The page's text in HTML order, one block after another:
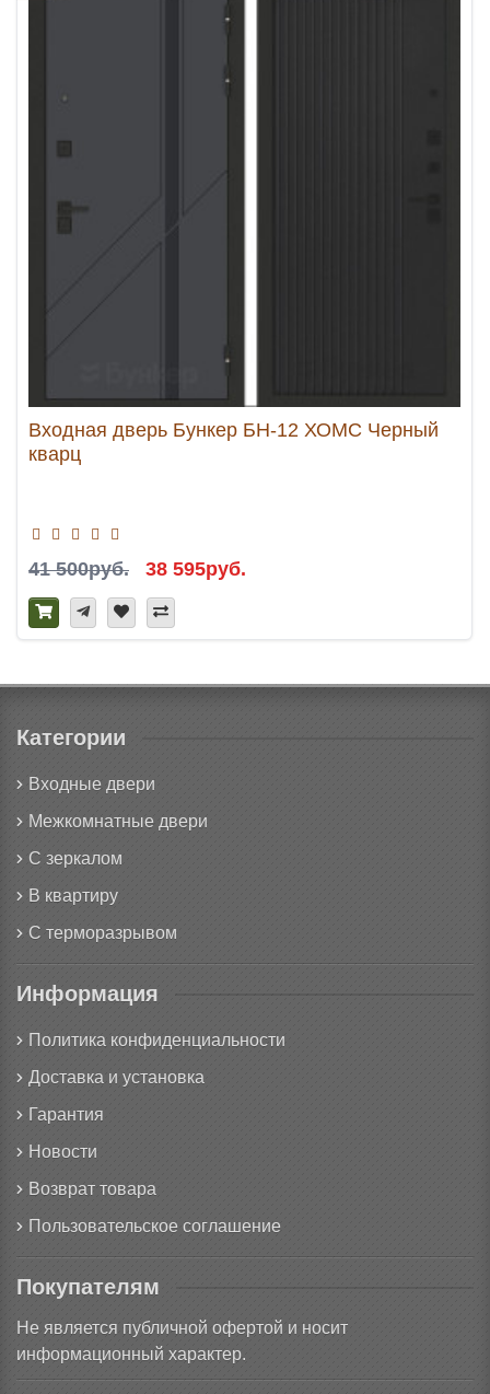
Входная дверь Бункер БН-12 ХОМС Черный
кварц
41 500руб. 38 595руб.
Категории
Входные двери
Межкомнатные двери
С зеркалом
В квартиру
С терморазрывом
Информация
Политика конфиденциальности
Доставка и установка
Гарантия
Новости
Возврат товара
Пользовательское соглашение
Покупателям
Не является публичной офертой и носит
информационный характер.